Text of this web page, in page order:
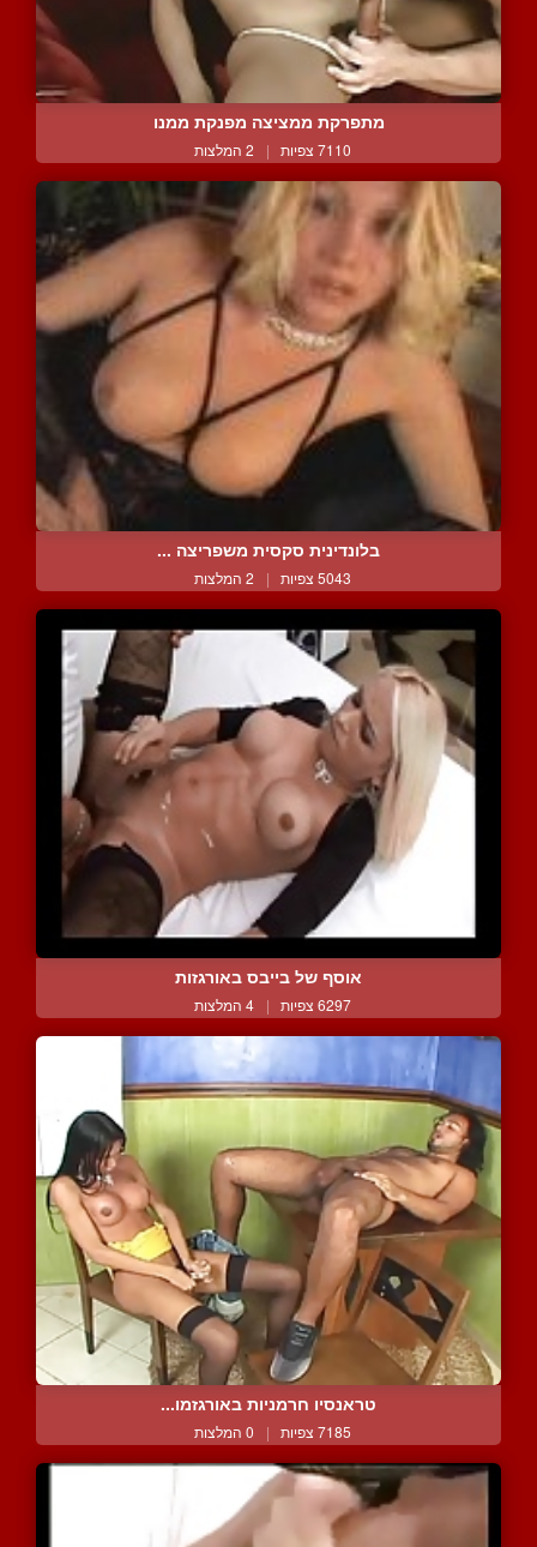
מתפרקת ממציצה מפנקת ממנו
7110 צפיות | 2 המלצות
בלונדינית סקסית משפריצה ...
5043 צפיות | 2 המלצות
אוסף של בייבס באורגזות
6297 צפיות | 4 המלצות
טראנסיו חרמניות באורגזמו...
7185 צפיות | 0 המלצות